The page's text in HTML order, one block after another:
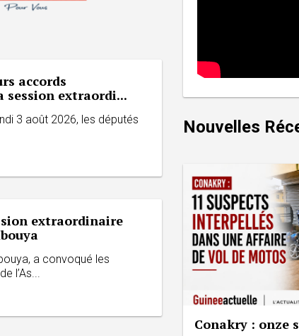
accords
session extraordi...
3 août 2026, les députés
extraordinaire
a convoqué les
l’As...
Nouvelles
Conakry : onze